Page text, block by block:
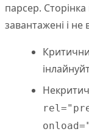
парсер.
завантажені і